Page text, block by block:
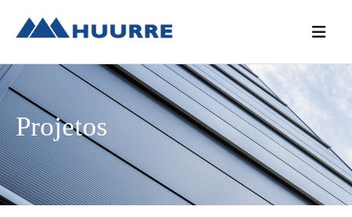
para
menu
principal
content
para
barra
lateral
principal
Projetos